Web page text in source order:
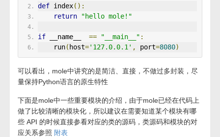
def index():
return
"hello mole!"
if __name__ == "__main__" :
    run
( host='127.0.0.1' , port=8080)
可以看出，mole中讲究的是简洁、直接，不做过多封装，尽
量保持Python语言的原生特性
下面是mole中一些重要模块的介绍，由于mole已经在代码上
做了比较清晰的模块化，所以建议在需要知道某个模块有哪
些 API 的时候直接参看对应的类的源码，类源码和模块的对
应关系参照 附表